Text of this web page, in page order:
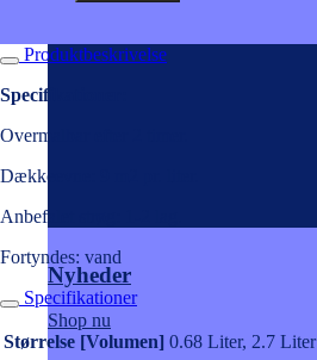
Nyheder
Shop nu
Produktbeskrivelse
Specifikationer:
Overmalbar efter 2 timer.
Dækkeevne: 9 m2 pr. liter.
Anbefalet strøg: 1-2 lag.
Fortyndes: vand
Specifikationer
Størrelse [Volumen] 0.68 Liter, 2.7 Liter